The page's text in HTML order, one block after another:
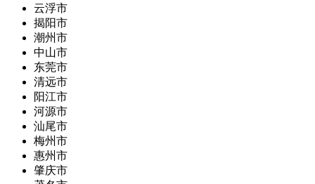
云浮市
揭阳市
潮州市
中山市
东莞市
清远市
阳江市
河源市
汕尾市
梅州市
惠州市
肇庆市